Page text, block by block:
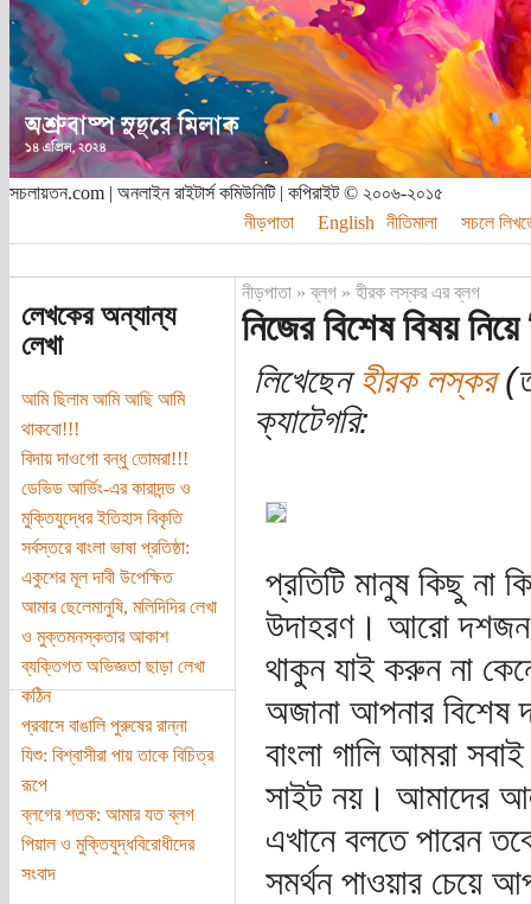
সচলায়তন.com | অনলাইন রাইটার্স কমিউনিটি | কপিরাইট © ২০০৬-২০১৫
নীড়পাতা
English নীতিমালা সচলে
লেখকের অন্যান্য
লেখা
আমি ছিলাম আমি আছি আমি
থাকবো!!!
বিদায় দাওগো বন্ধু তোমরা!!!
ডেভিড আর্ভিং-এর কারাদন্ড ও
মুক্তিযুদ্ধের ইতিহাস বিকৃতি
সর্বস্তরে বাংলা ভাষা প্রতিষ্ঠা:
একুশের মূল দাবী উপেক্ষিত
আমার ছেলেমানুষি, মলিদিদির লেখা
ও মুক্তমনস্কতার আকাশ
ব্যক্তিগত অভিজ্ঞতা ছাড়া লেখা
কঠিন
প্রবাসে বাঙালি পুরুষের রান্না
যিশু: বিশ্বাসীরা পায় তাকে বিচিত্র
রূপে
ব্লগের শতক: আমার যত ব্লগ
পিয়াল ও মুক্তিযুদ্ধবিরোধীদের
সংবাদ
নীড়পাতা»ব্লগ» হীরক লস্কর এর ব্লগ
নিজের বিশেষ বিষয়
লিখেছেনহীরক লস্কর
ক্যাটেগরি:
প্রতিটি মানুষ কিছু না
উদাহরণ। আরো দশজন
থাকুন যাই করুন না
অজানা আপনার বিশেষ
বাংলা গালি আমরা
সাইট নয়। আমাদের
এখানে বলতে পারেন
সমর্থন পাওয়ার চেয়ে